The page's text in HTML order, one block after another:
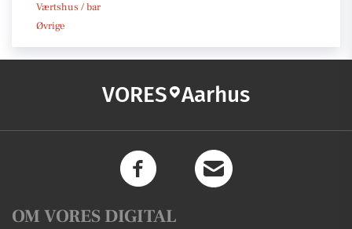
Værtshus / bar
Øvrige
VORES Aarhus
OM VORES DIGITAL